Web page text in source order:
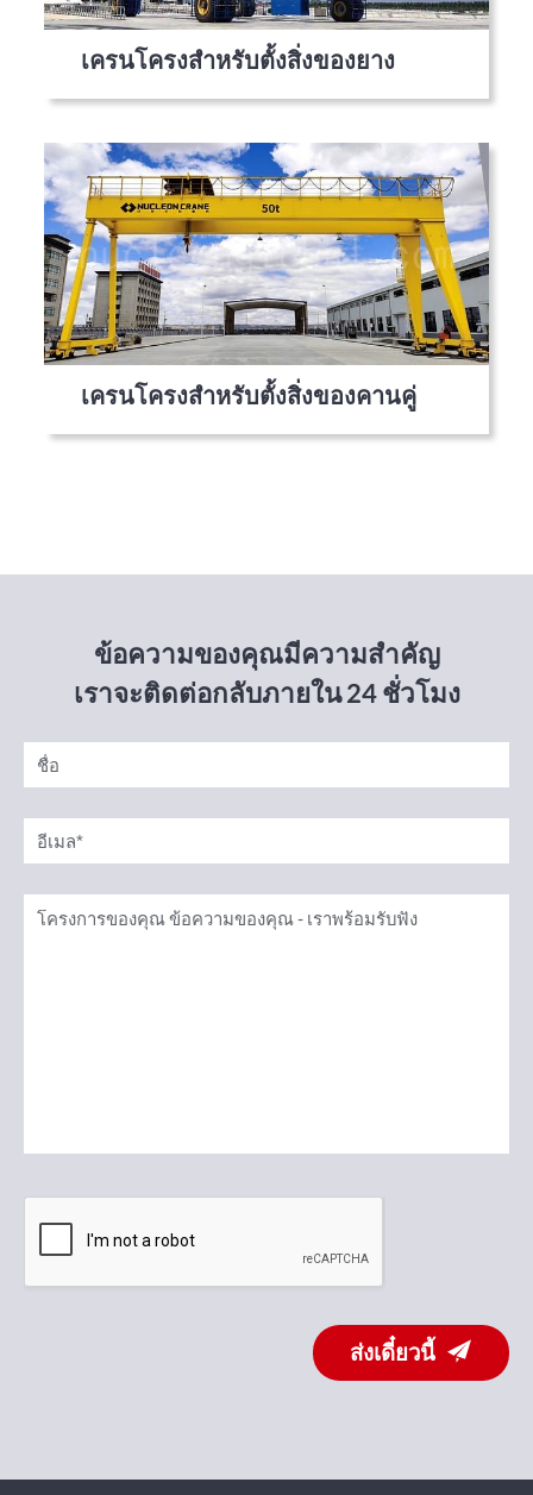
เครนโครงสำหรับตั้งสิ่งของยาง
เครนโครงสำหรับตั้งสิ่งของคานคู่
ข้อความของคุณมีความสำคัญ
เราจะติดต่อกลับภายใน 24 ชั่วโมง
ส่งเดี๋ยวนี้